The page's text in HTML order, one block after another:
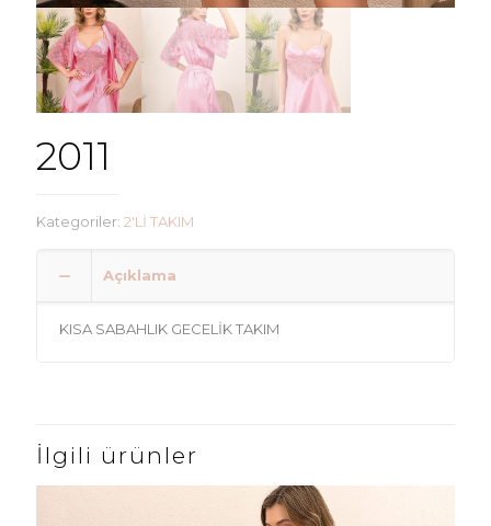
2011
Kategoriler: 2'Lİ TAKIM
Açıklama
KISA SABAHLIK GECELİK TAKIM
İlgili ürünler